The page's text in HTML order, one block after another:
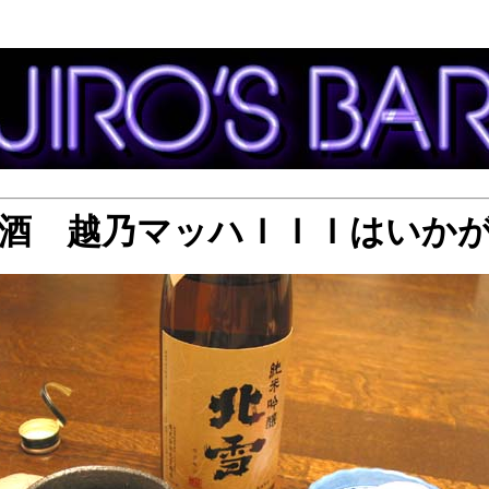
越乃マッハＩＩＩはいか